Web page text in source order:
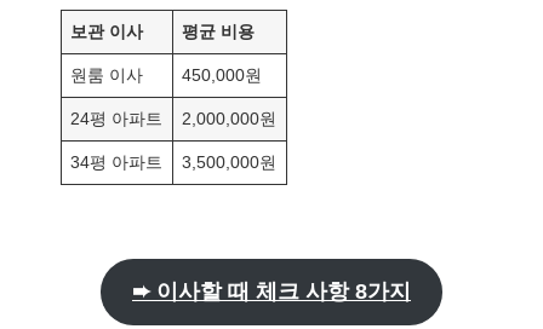
보관 이사 평균 비용
원룸 이사 450,000원
24평 아파트 2,000,000원
34평 아파트 3,500,000원
➨ 이사할 때 체크 사항 8가지